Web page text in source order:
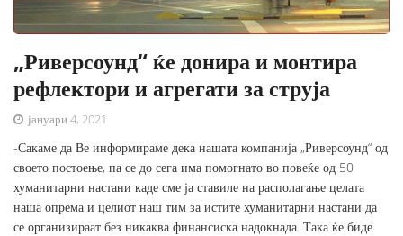
„Риверсоунд“ ќе донира и монтира
рефлектори и агрегати за струја
јануари 4, 2021
-Сакаме да Ве информираме дека нашата компанија „Риверсоунд“ од
своето постоење, па се до сега има помогнато во повеќе од 50
хуманитарни настани каде сме ја ставиле на располагање целата
наша опрема и целиот наш тим за истите хуманитарни настани да
се организираат без никаква финансиска надокнада. Така ќе биде